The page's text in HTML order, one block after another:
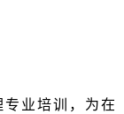
业培训，为在